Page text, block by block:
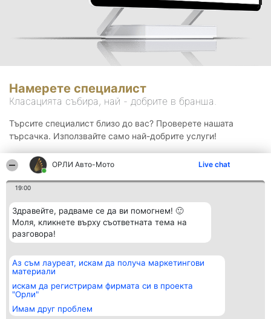
ОРЛИ Aвто-Mото Live chat
19:00
Здравейте, радваме се да ви помогнем! 🙂
Моля, кликнете върху съответната тема на
разговора!
Аз съм лауреат, искам да получа маркетингови
материали
искам да регистрирам фирмата си в проекта
"Орли"
Имам друг проблем
Намерете специалист
Класацията събира, най - добрите в бранша.
Търсите специалист близо до вас? Проверете нашата
търсачка. Използвайте само най-добрите услуги!
Организатор на
класиране
BulevardulAleea Timișul De
Sus Nr. 2, Bl. A30, Sc. A, Et.
4, Ap. 13
București 53-238
Класация
всички
Статут/Устав
Контакти